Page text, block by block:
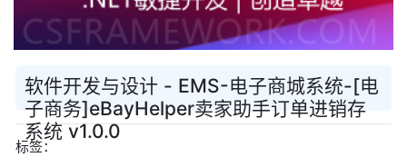
软件开发与设计 - EMS-电子商城系统-[电
子商务]eBayHelper卖家助手订单进销存
系统 v1.0.0
标签：